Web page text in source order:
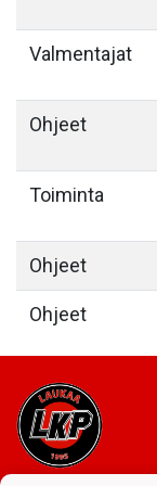
Valmentajat
Ohjeet
Toiminta
Ohjeet
Ohjeet